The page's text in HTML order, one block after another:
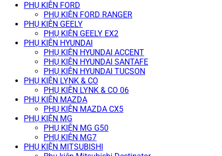
PHỤ KIỆN FORD
PHỤ KIỆN FORD RANGER
PHỤ KIỆN GEELY
PHỤ KIỆN GEELY EX2
PHỤ KIỆN HYUNDAI
PHỤ KIỆN HYUNDAI ACCENT
PHỤ KIỆN HYUNDAI SANTAFE
PHỤ KIỆN HYUNDAI TUCSON
PHỤ KIỆN LYNK & CO
PHỤ KIỆN LYNK & CO 06
PHỤ KIỆN MAZDA
PHỤ KIỆN MAZDA CX5
PHỤ KIỆN MG
PHỤ KIỆN MG G50
PHỤ KIỆN MG7
PHỤ KIỆN MITSUBISHI